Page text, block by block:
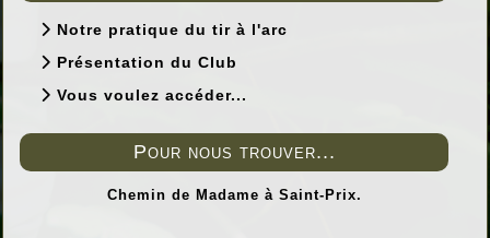
Notre pratique du tir à l'arc
Présentation du Club
Vous voulez accéder...
Pour nous trouver...
Chemin de Madame à Saint-Prix.